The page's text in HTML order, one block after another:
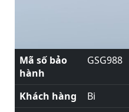
Mã số bảo
hành
GSG988
Khách hàng
Bi